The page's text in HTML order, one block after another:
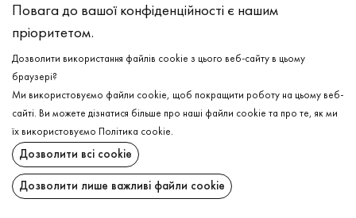
Бавовна - 95%, Еластан - 5%
Прання в холодній воді (до 30 ° C)
Відбілювання заборонено
Прасувати при середній температурі
Щадний віджим і сушка
Щадна хімчистка
ДОСТАВКА
ПОВЕРНЕННЯ
Повага до вашої конфіденційності є нашим
пріоритетом.
Дозволити використання файлів cookie з цього веб-сайту в цьому
браузері?
Ми використовуємо файли cookie, щоб покращити роботу на цьому веб-
сайті. Ви можете дізнатися більше про наші файли cookie та про те, як ми
їх використовуємо
Політика cookie.
Дозволити всі cookie
Дозволити лише важливі файли cookie